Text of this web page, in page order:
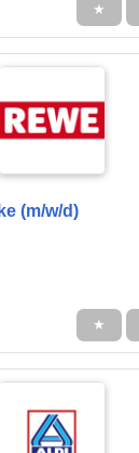
★
(m/w/d)
★